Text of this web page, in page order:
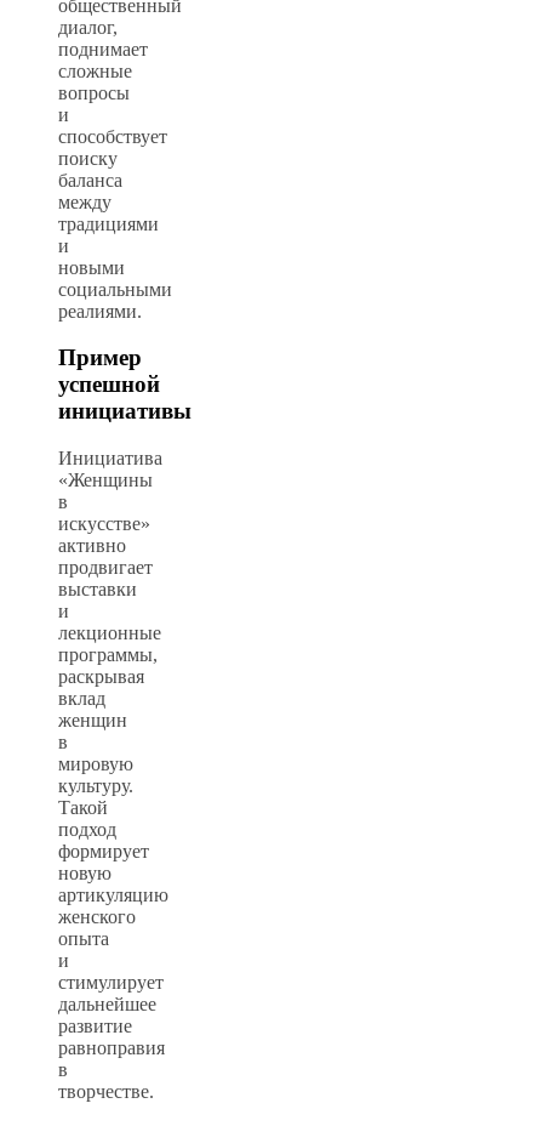
общественный
диалог,
поднимает
сложные
вопросы
и
способствует
поиску
баланса
между
традициями
и
новыми
социальными
реалиями.
Пример
успешной
инициативы
Инициатива
«Женщины
в
искусстве»
активно
продвигает
выставки
и
лекционные
программы,
раскрывая
вклад
женщин
в
мировую
культуру.
Такой
подход
формирует
новую
артикуляцию
женского
опыта
и
стимулирует
дальнейшее
развитие
равноправия
в
творчестве.